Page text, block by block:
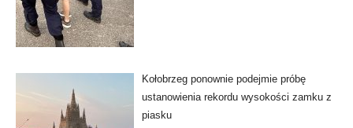
Kołobrzeg ponownie podejmie próbę
ustanowienia rekordu wysokości zamku z
piasku